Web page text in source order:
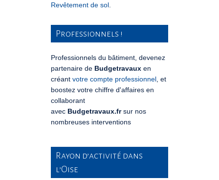
Revêtement de sol
Professionnels !
Professionnels du bâtiment, devenez
partenaire de Budgetravaux en
créant votre compte professionnel , et
boostez votre chiffre d'affaires en
collaborant
avec Budgetravaux.frsur nos
nombreuses interventions
Rayon d’activité dans
l’Oise